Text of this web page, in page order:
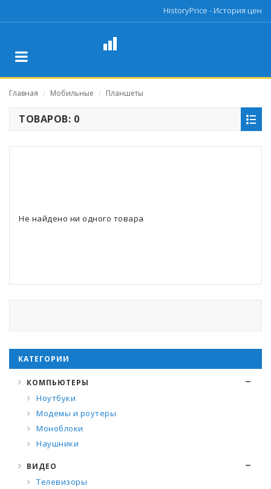
HistoryPrice - История цен
Главная / Мобильные / Планшеты
ТОВАРОВ: 0
Не найдено ни одного товара
КАТЕГОРИИ
КОМПЬЮТЕРЫ
Ноутбуки
Модемы и роутеры
Моноблоки
Наушники
ВИДЕО
Телевизоры